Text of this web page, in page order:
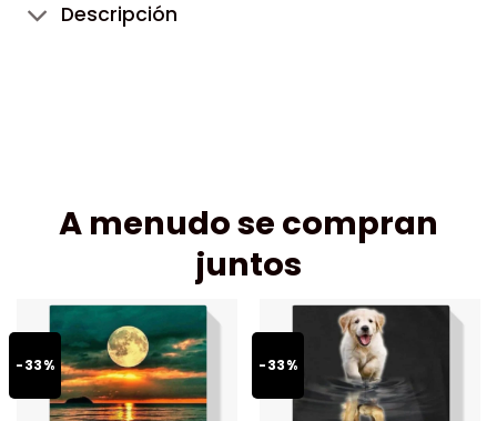
Descripción
A menudo se compran
juntos
-33% -33%